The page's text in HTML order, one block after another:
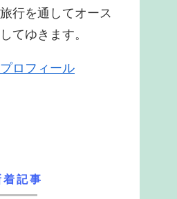
行を通してオース
てゆきます。
ロフィール
着記事